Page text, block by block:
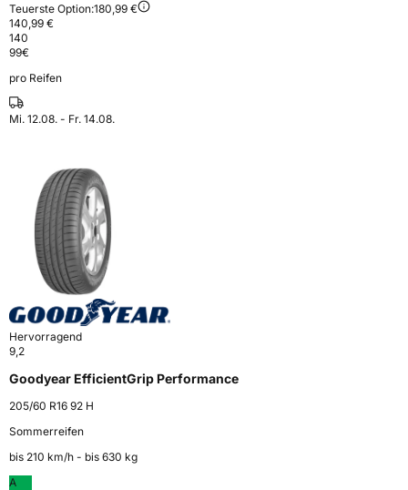
Teuerste Option:180,99 €
140,99 €
140
99€
pro Reifen
Mi. 12.08. - Fr. 14.08.
Hervorragend
9,2
Goodyear EfficientGrip Performance
205/60 R16 92 H
Sommerreifen
bis 210 km⁠/⁠h - bis 630 kg
A